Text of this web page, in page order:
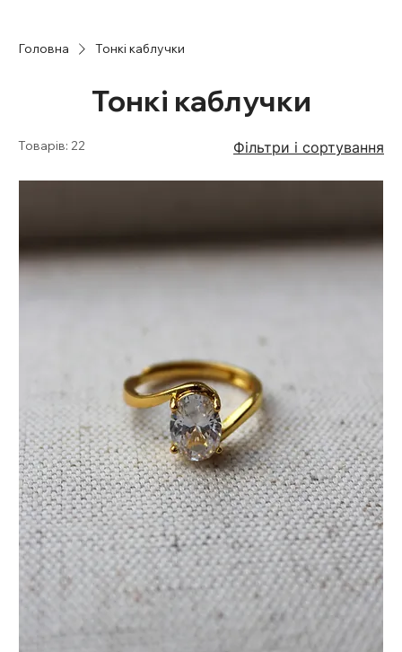
Головна Тонкі каблучки
Тонкі каблучки
Товарів: 22 Фільтри і сортування